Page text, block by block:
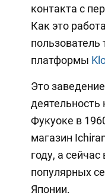
контакта с
Как это
пользователь
платформы
Это
деятельность
Фукуоке в
магазин
году, а
популярных
Японии.